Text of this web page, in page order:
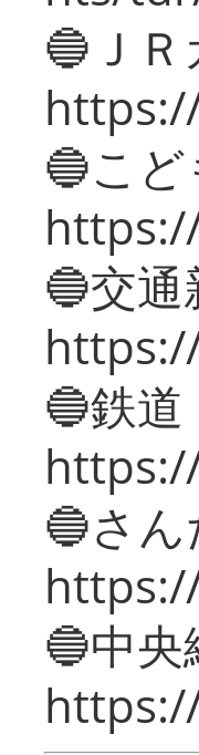
🔵ＪＲ
🔵こ
🔵交
🔵鉄
🔵さ
🔵中